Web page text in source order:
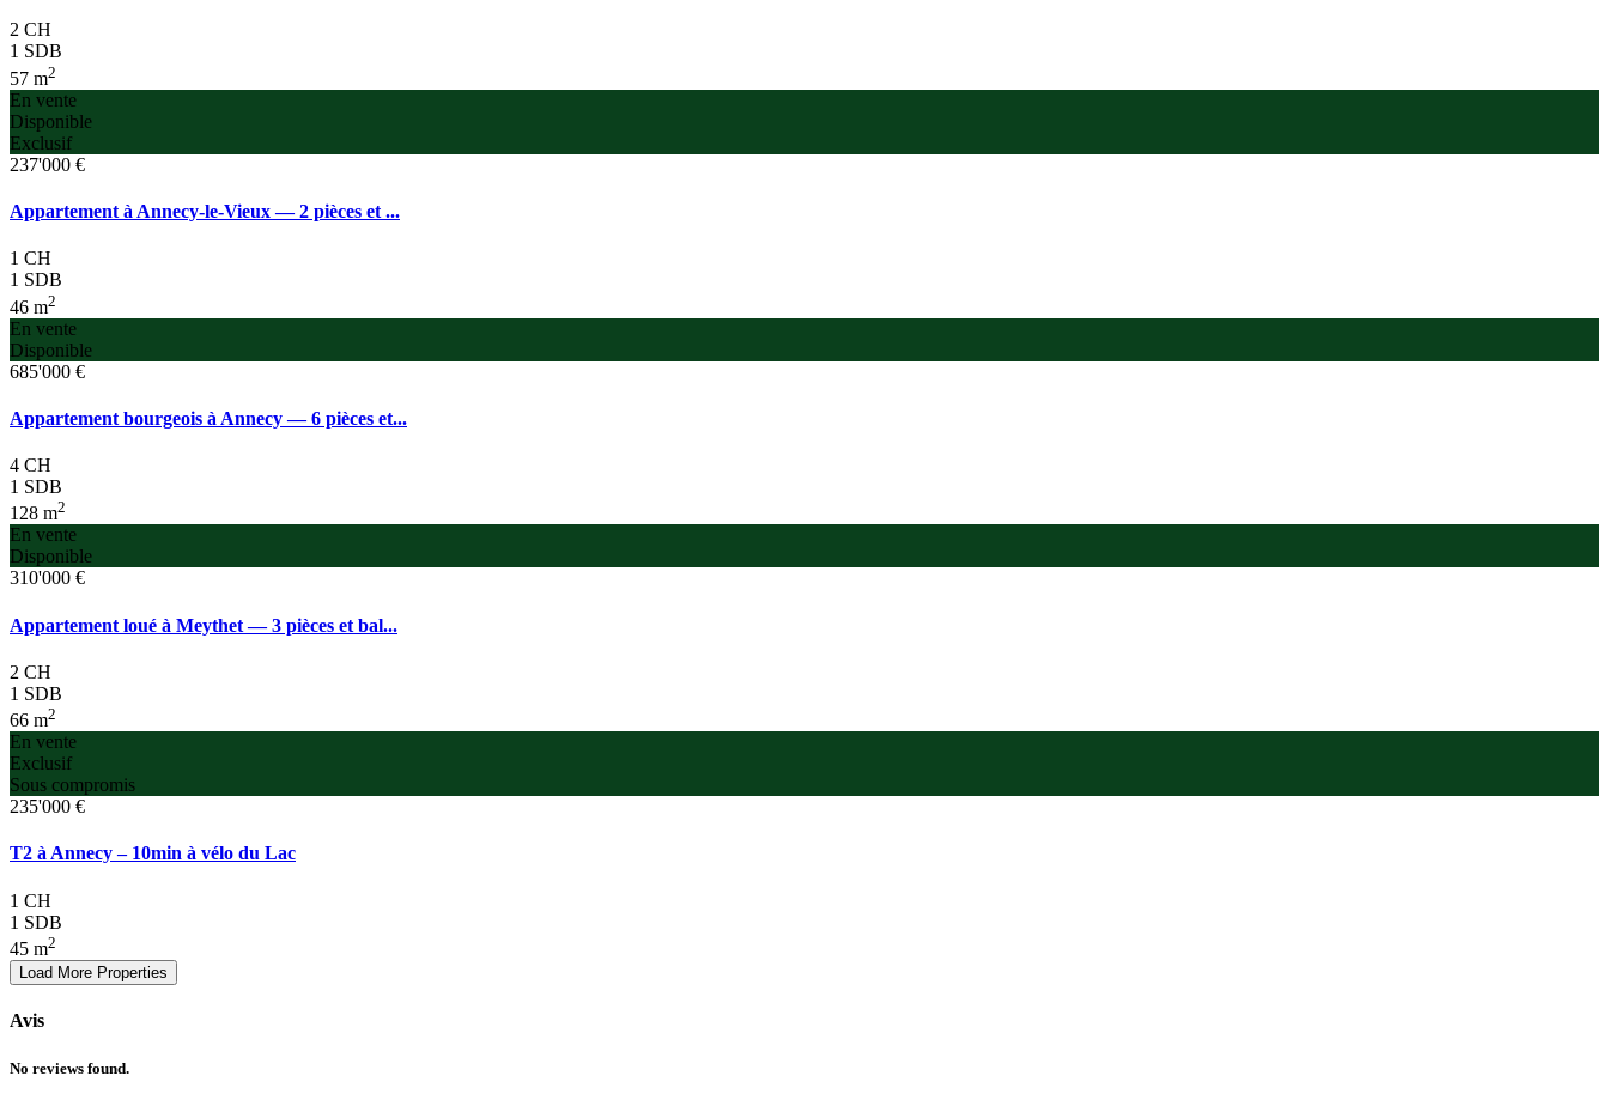
2 CH
1 SDB
57 m2
En vente
Disponible
Exclusif
237'000 €
Appartement à Annecy-le-Vieux — 2 pièces et ...
1 CH
1 SDB
46 m2
En vente
Disponible
685'000 €
Appartement bourgeois à Annecy — 6 pièces et...
4 CH
1 SDB
128 m2
En vente
Disponible
310'000 €
Appartement loué à Meythet — 3 pièces et bal...
2 CH
1 SDB
66 m2
En vente
Exclusif
Sous compromis
235'000 €
T2 à Annecy – 10min à vélo du Lac
1 CH
1 SDB
45 m2
Avis
No reviews found.